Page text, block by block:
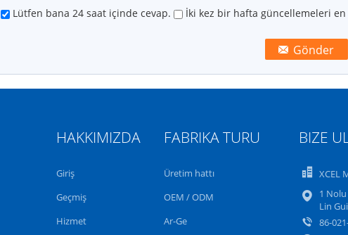
Lütfen bana 24 saat içinde cevap.
İki kez bir hafta güncellemeleri
HAKKIMIZDA
Giriş
Geçmiş
Hizmet
FABRIKA TURU
Üretim hattı
OEM / ODM
Ar-Ge
BIZE
XCEL
1 Nolu
Lin
86-